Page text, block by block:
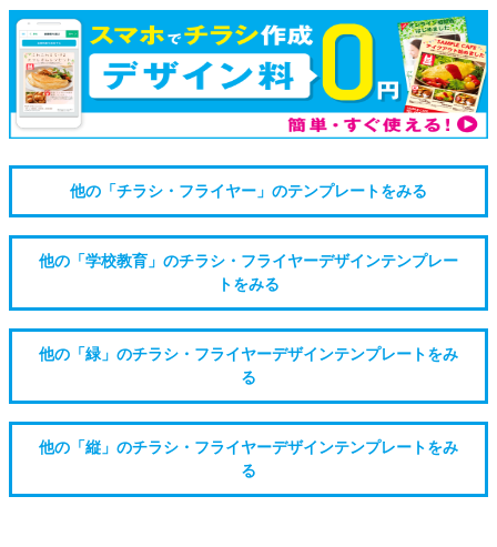
他の「チラシ・フライヤー」のテンプレートをみる
他の「学校教育」のチラシ・フライヤーデザインテンプレー
トをみる
他の「緑」のチラシ・フライヤーデザインテンプレートをみ
る
他の「縦」のチラシ・フライヤーデザインテンプレートをみ
る